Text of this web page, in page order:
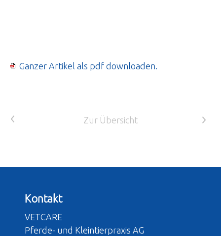
Ganzer Artikel als pdf downloaden.
< Zur Übersicht >
Kontakt
VETCARE
Pferde- und Kleintierpraxis AG